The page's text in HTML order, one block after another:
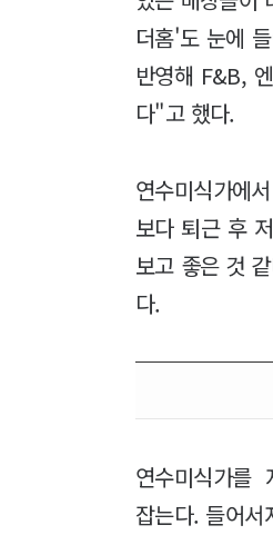
더홈'도 눈에
반영해 F&B,
다"고 했다.
연수미식가에
보다 퇴근 후
보고 좋은 것
다.
연수미식가를
잡는다. 들어